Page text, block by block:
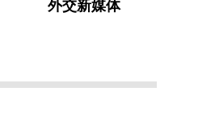
外交新媒体